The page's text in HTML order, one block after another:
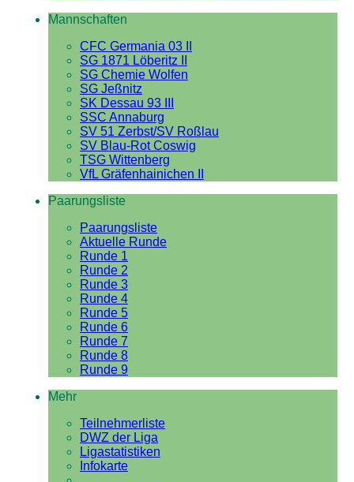
Mannschaften
CFC Germania 03 II
SG 1871 Löberitz II
SG Chemie Wolfen
SG Jeßnitz
SK Dessau 93 III
SSC Annaburg
SV 51 Zerbst/SV Roßlau
SV Blau-Rot Coswig
TSG Wittenberg
VfL Gräfenhainichen II
Paarungsliste
Paarungsliste
Aktuelle Runde
Runde 1
Runde 2
Runde 3
Runde 4
Runde 5
Runde 6
Runde 7
Runde 8
Runde 9
Mehr
Teilnehmerliste
DWZ der Liga
Ligastatistiken
Infokarte